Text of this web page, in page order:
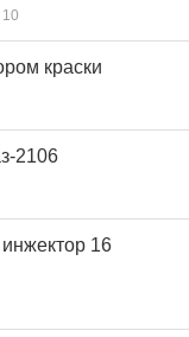
10
краски
2106
16